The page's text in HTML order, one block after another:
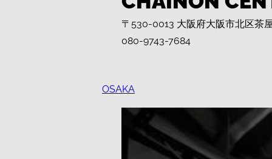
〒530-0013 大阪府大阪市北区茶
080-9743-7684
OSAKA